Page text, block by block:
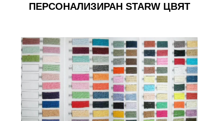
ПЕРСОНАЛИЗИРАН STARW ЦВЯТ